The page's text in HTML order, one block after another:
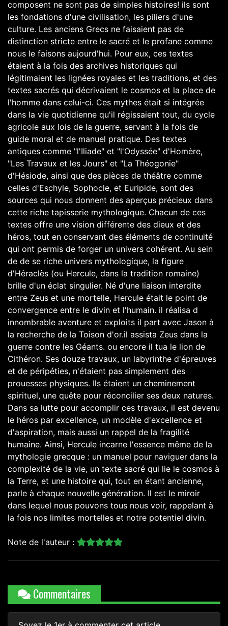
composent ne sont pas de simples histoires! ils sont
les fondations d'une civilisation, les piliers d'une
culture. Les anciens Grecs ne faisaient pas de
distinction stricte entre le sacré et le profane comme
nous le faisons aujourd'hui. Pour eux, ces textes
étaient à la fois des archives historiques qui
légitimaient les lignées royales et les traditions, et des
textes sacrés qui décrivaient le cosmos et la place de
l'homme dans celui-ci. Ces mythes était si intégrée
dans la vie quotidienne qu'il régissaient tout, du cycle
agricole aux lois de la guerre, servant à la fois de
guide moral et de manuel pratique. Des textes
antiques comme "l'Iliade" et "l'Odyssée" d'Homère,
"Les Travaux et les Jours" et "La Théogonie"
d'Hésiode, ainsi que des pièces de théâtre comme
celles d'Eschyle, Sophocle, et Euripide, sont des
sources qui nous donnent des aperçus précieux dans
cette riche tapisserie mythologique. Chacun de ces
textes offre une vision différente des dieux et des
héros, tout en conservant des éléments de continuité
qui ont permis de forger un univers cohérent. Au sein
de de se riche univers mythologique, la figure
d'Héraclès (ou Hercule, dans la tradition romaine)
brille d'un éclat singulier. Né d'une liaison interdite
entre Zeus et une mortelle, Hercule était le point de
convergence entre le divin et l'humain. il réalisa d
innombrable aventure et exploits il part avec Jason à
la recherche de la Toison d'or.il assista Zeus dans la
guerre contre les Géants. ou encore il tua le lion de
Cithéron. Ses douze travaux, un labyrinthe d'épreuves
et de péripéties, n'étaient pas simplement des
prouesses physiques. Ils étaient un cheminement
spirituel, une quête pour réconcilier ses deux natures.
Dans sa lutte pour accomplir ces travaux, il est devenu
le héros par excellence, un modèle d'excellence et
d'aspiration, mais aussi un rappel de la fragilité
humaine. Ainsi, Hercule incarne l'essence même de la
mythologie grecque : un manuel pour naviguer dans la
complexité de la vie, un texte sacré qui lie le cosmos à
la Terre, et une histoire qui, tout en étant ancienne,
parle à chaque nouvelle génération. Il est le miroir
dans lequel nous pouvons tous nous voir, rappelant à
la fois nos limites mortelles et notre potentiel divin.
Note de l'auteur :
Commentaires